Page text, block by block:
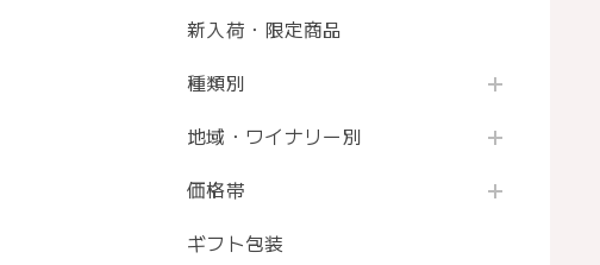
新入荷・限定商品
種類別
地域・ワイナリー別
価格帯
ギフト包装